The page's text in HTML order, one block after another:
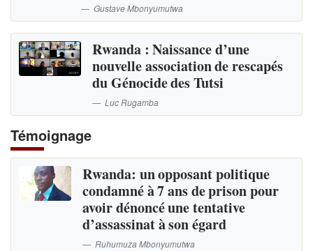
Gustave Mbonyumutwa
Rwanda : Naissance d’une
nouvelle association de rescapés
du Génocide des Tutsi
Luc Rugamba
Témoignage
Rwanda: un opposant politique
condamné à 7 ans de prison pour
avoir dénoncé une tentative
d’assassinat à son égard
Ruhumuza Mbonyumutwa